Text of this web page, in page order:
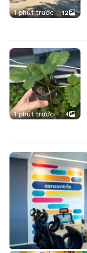
1 phút trước 12
1 phút trước 4